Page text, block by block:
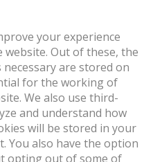
your experience
Out of these, the
are stored on
for the working of
We also use third-
and understand how
will be stored in your
You also have the option
opting out of some of